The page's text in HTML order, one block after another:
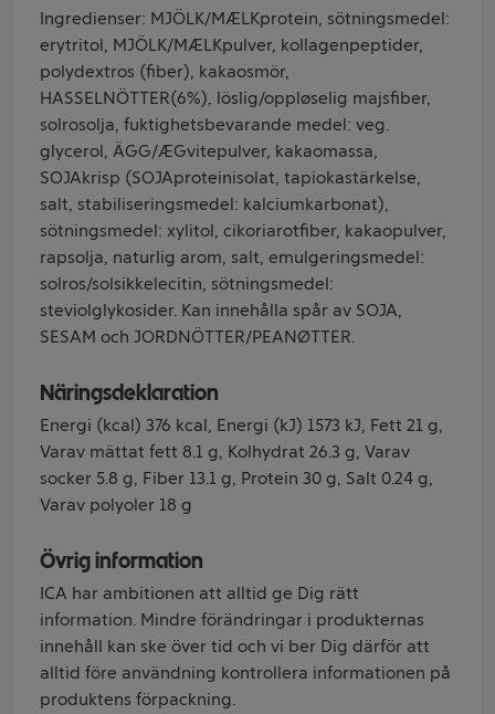
Ingredienser: MJÖLK/MÆLKprotein, sötningsmedel:
erytritol, MJÖLK/MÆLKpulver, kollagenpeptider,
polydextros (fiber), kakaosmör,
HASSELNÖTTER(6%), löslig/oppløselig majsfiber,
solrosolja, fuktighetsbevarande medel: veg.
glycerol, ÄGG/ÆGvitepulver, kakaomassa,
SOJAkrisp (SOJAproteinisolat, tapiokastärkelse,
salt, stabiliseringsmedel: kalciumkarbonat),
sötningsmedel: xylitol, cikoriarotfiber, kakaopulver,
rapsolja, naturlig arom, salt, emulgeringsmedel:
solros/solsikkelecitin, sötningsmedel:
steviolglykosider. Kan innehålla spår av SOJA,
SESAM och JORDNÖTTER/PEANØTTER.
Näringsdeklaration
Energi (kcal) 376 kcal, Energi (kJ) 1573 kJ, Fett 21 g,
Varav mättat fett 8.1 g, Kolhydrat 26.3 g, Varav
socker 5.8 g, Fiber 13.1 g, Protein 30 g, Salt 0.24 g,
Varav polyoler 18 g
Övrig information
ICA har ambitionen att alltid ge Dig rätt
information. Mindre förändringar i produkternas
innehåll kan ske över tid och vi ber Dig därför att
alltid före användning kontrollera informationen på
produktens förpackning.